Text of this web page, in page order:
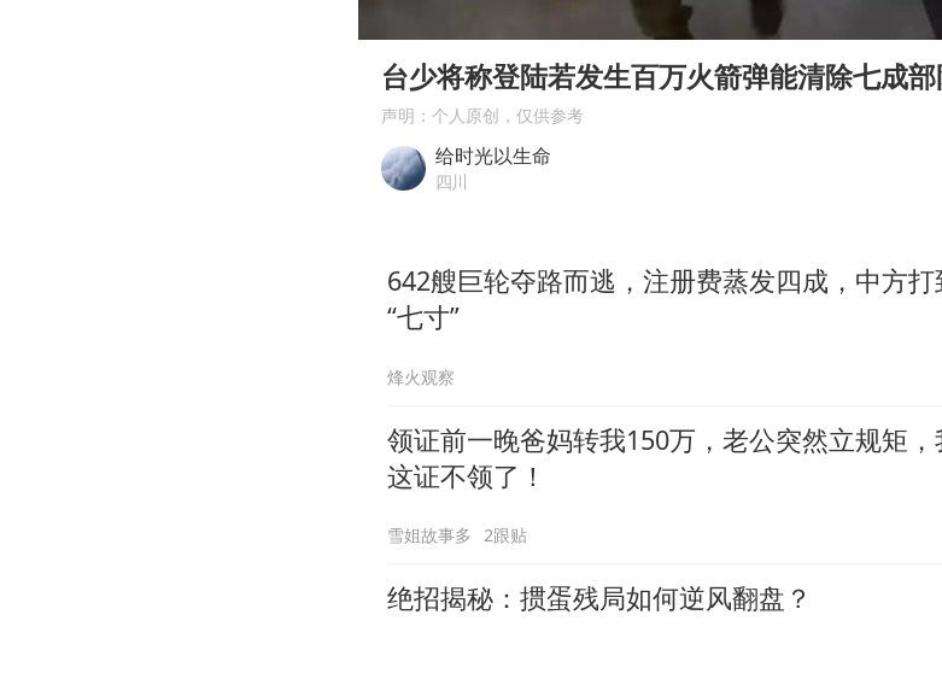
浙江台州《告全体市民书》
西贝创始人贾国龙押注鲜羊赛道
人民的健康、体质、幸福一脉相承
台少将称登陆若发生百万火箭弹能清除七成部
声明：个人原创，仅供参考
给时光以生命
四川
642艘巨轮夺路而逃，注册费蒸发四成，中方打
“七寸”
烽火观察
领证前一晚爸妈转我150万，老公突然立规矩
这证不领了！
雪姐故事多 2跟贴
绝招揭秘：掼蛋残局如何逆风翻盘？